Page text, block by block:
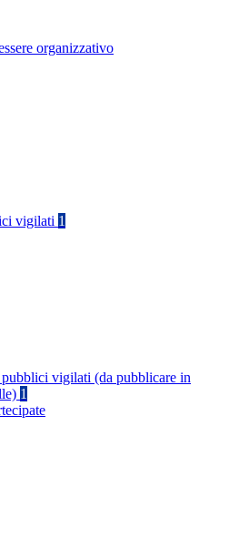
organizzativo
vigilati 1
vigilati (da pubblicare in
1